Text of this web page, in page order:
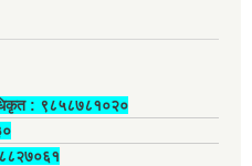
‍: ९८५८७८१०२०